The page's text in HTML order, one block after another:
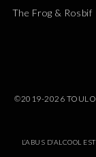
The Frog & Rosbif
©2019-2026
L’ABUS D’ALCOOL